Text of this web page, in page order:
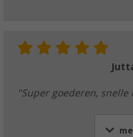
"Super goederen, snelle